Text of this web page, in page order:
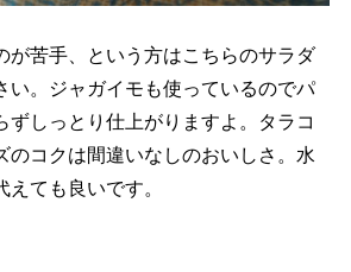
が苦手、という方はこちらのサラダ
い。ジャガイモも使っているのでパ
ずしっとり仕上がりますよ。タラコ
のコクは間違いなしのおいしさ。水
ても良いです。